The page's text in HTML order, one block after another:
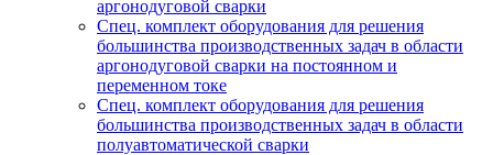
аргонодуговой сварки
Спец. комплект оборудования для решения
большинства производственных задач в области
аргонодуговой сварки на постоянном и
переменном токе
Спец. комплект оборудования для решения
большинства производственных задач в области
полуавтоматической сварки